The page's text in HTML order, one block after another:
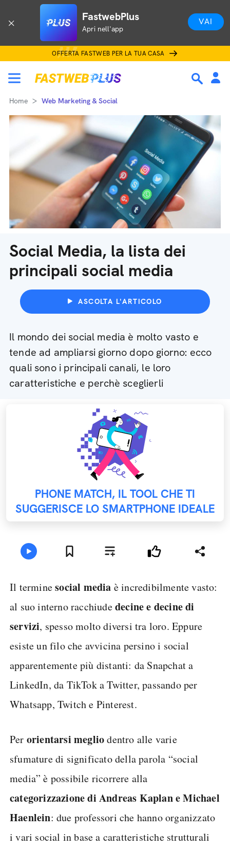
FastwebPlus
Apri nell'app
VAI
OFFERTA FASTWEB PER LA TUA CASA
Home Web Marketing & Social
Social Media, la lista dei
principali social media
ASCOLTA L'ARTICOLO
Il mondo dei social media è molto vasto e
tende ad ampliarsi giorno dopo giorno: ecco
quali sono i principali canali, le loro
caratteristiche e perchè sceglierli
PHONE MATCH, IL TOOL CHE TI
SUGGERISCE LO SMARTPHONE IDEALE
Il terminesocial media è incredibilmente vasto:
al suo interno racchiudedecine e decine di
servizi, spesso molto diversi tra loro. Eppure
esiste un filo che avvicina persino i social
apparentemente più distanti: da Snapchat a
LinkedIn, da TikTok a Twitter, passando per
Whatsapp, Twitch e Pinterest.
Per orientarsi megliodentro alle varie
sfumature di significato della parola “social
media” è possibile ricorrere alla
categorizzazione di Andreas Kaplan e Michael
Haenlein: due professori che hanno organizzato
i vari social in base a caratteristiche strutturali